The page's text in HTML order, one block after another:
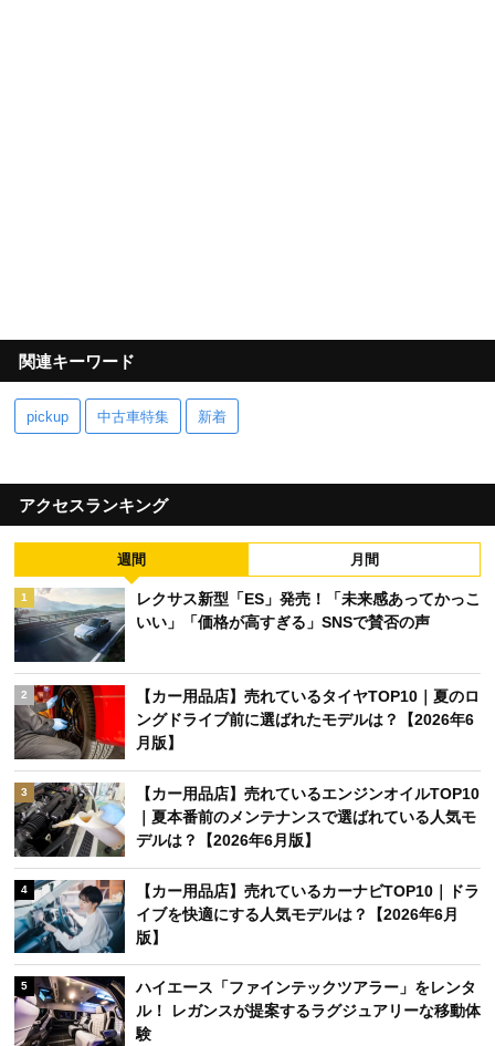
関連キーワード
pickup 中古車特集 新着
アクセスランキング
週間 月間
1
レクサス新型「ES」発売！「未来感あってかっこ
いい」「価格が高すぎる」SNSで賛否の声
2
【カー用品店】売れているタイヤTOP10｜夏のロ
ングドライブ前に選ばれたモデルは？【2026年6
月版】
3
【カー用品店】売れているエンジンオイルTOP10
｜夏本番前のメンテナンスで選ばれている人気モ
デルは？【2026年6月版】
4
【カー用品店】売れているカーナビTOP10｜ドラ
イブを快適にする人気モデルは？【2026年6月
版】
5
ハイエース「ファインテックツアラー」をレンタ
ル！ レガンスが提案するラグジュアリーな移動体
験